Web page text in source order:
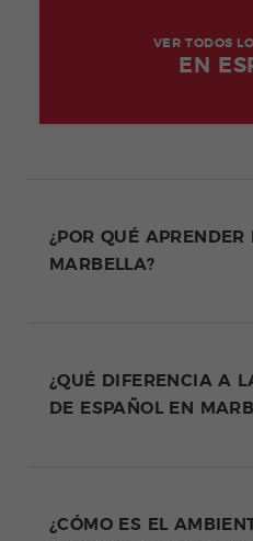
VER TODOS
EN
¿POR QUÉ APRENDER
MARBELLA?
¿QUÉ DIFERENCIA A
DE ESPAÑOL EN
¿CÓMO ES EL